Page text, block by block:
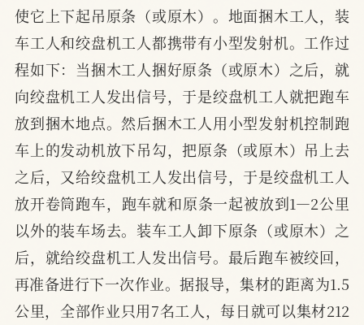
使它上下起吊原条（或原木）。地面捆木工人，装
车工人和绞盘机工人都携带有小型发射机。工作过
程如下：当捆木工人捆好原条（或原木）之后，就
向绞盘机工人发出信号，于是绞盘机工人就把跑车
放到捆木地点。然后捆木工人用小型发射机控制跑
车上的发动机放下吊勾，把原条（或原木）吊上去
之后，又给绞盘机工人发出信号，于是绞盘机工人
放开卷筒跑车，跑车就和原条一起被放到1—2公里
以外的装车场去。装车工人卸下原条（或原木）之
后，就给绞盘机工人发出信号。最后跑车被绞回，
再准备进行下一次作业。据报导，集材的距离为1.5
公里，全部作业只用7名工人，每日就可以集材212